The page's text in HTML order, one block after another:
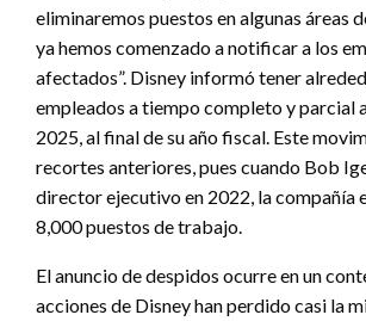
eliminaremos puestos en algunas áreas
ya hemos comenzado a notificar a los
afectados”. Disney informó tener
empleados a tiempo completo y parcial
2025, al final de su año fiscal. Este
recortes anteriores, pues cuando Bob
director ejecutivo en 2022, la compañía
8,000 puestos de trabajo.
El anuncio de despidos ocurre en un
acciones de Disney han perdido casi la